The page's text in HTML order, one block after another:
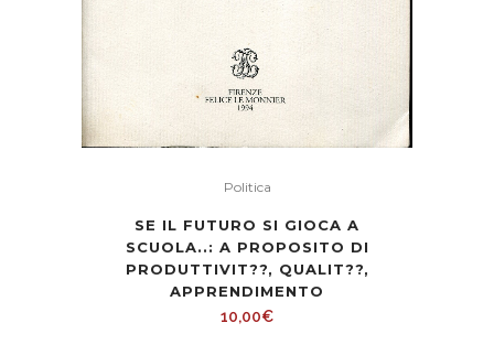
Politica
SE IL FUTURO SI GIOCA A
SCUOLA..: A PROPOSITO DI
PRODUTTIVIT??, QUALIT??,
APPRENDIMENTO
10,00€